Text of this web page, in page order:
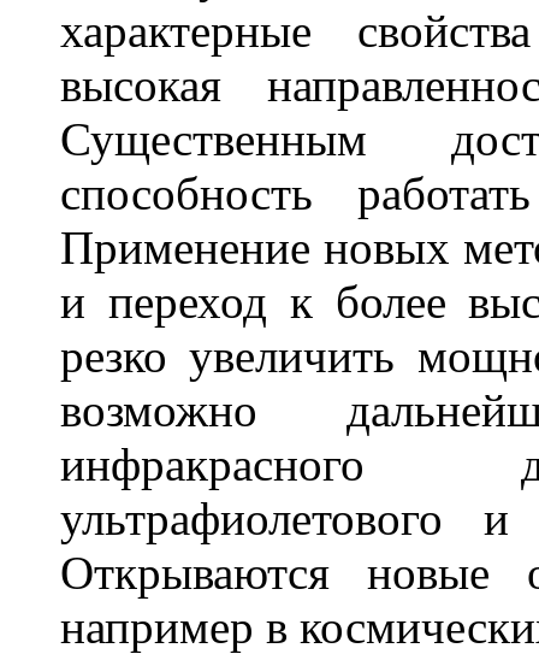
характерные
высокая
Существенным
способность
Применение новых
и переход к более
резко увеличить
возможно
инфракрасного
ультрафиолетового и
Открываются новые
например в